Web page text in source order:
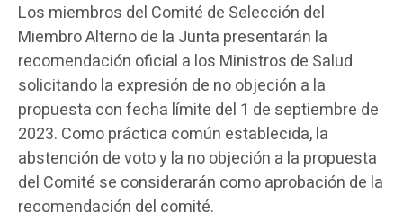
Los miembros del Comité de Selección del
Miembro Alterno de la Junta presentarán la
recomendación oficial a los Ministros de Salud
solicitando la expresión de no objeción a la
propuesta con fecha límite del 1 de septiembre de
2023. Como práctica común establecida, la
abstención de voto y la no objeción a la propuesta
del Comité se considerarán como aprobación de la
recomendación del comité.